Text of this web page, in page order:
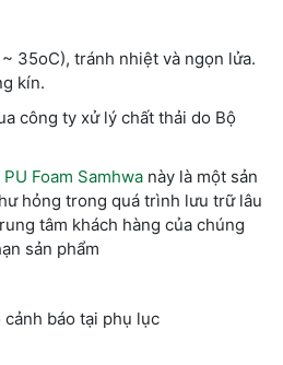
35oC), tránh nhiệt và ngọn lửa.
kín.
công ty xử lý chất thải do Bộ
Foam Samhwa này là một sản
hỏng trong quá trình lưu trữ lâu
tâm khách hàng của chúng
sản phẩm
báo tại phụ lục